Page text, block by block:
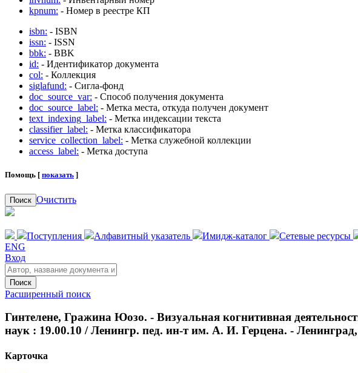
kpnum: - Номер в реестре КП
isbn: - ISBN
issn: - ISSN
bbk: - BBK
id: - Идентификатор документа
col: - Коллекция
siglafund: - Сигла-фонд
doc_source_var: - Способ получения документа
doc_source_label: - Метка места, откуда получен документ
text_indexing_label: - Метка индексации текста
classifier_label: - Метка классификатора
service_collection_label: - Метка служебной коллекции
access_label: - Метка доступа
Помощь [ показать ]
Поиск Очистить
Поступления Алфавитный указатель Имидж-каталог
Сетевые ресурсы
ENG
Вход
Поиск
Расширенный поиск
Гинтелене, Гражина Юозо. - Визуальная когнитивная
наук : 19.00.10 / Ленингр. пед. ин-т им. А. И. Герцена. - Ленинград,
Карточка